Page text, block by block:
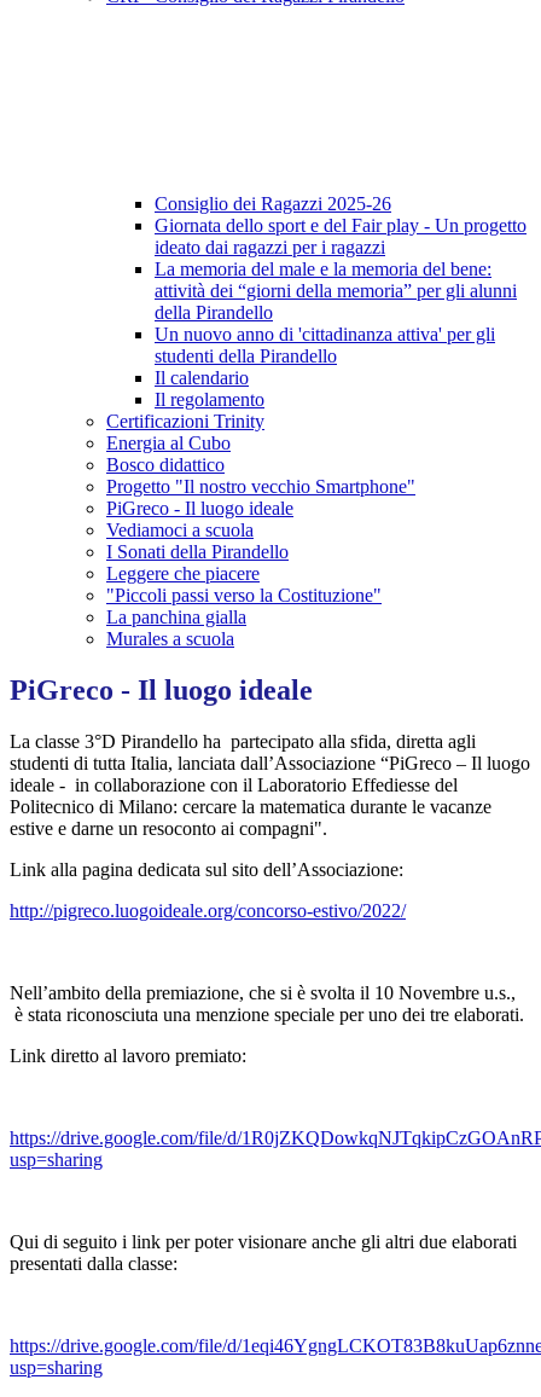
Consiglio dei Ragazzi 2025-26
Giornata dello sport e del Fair play - Un progetto
ideato dai ragazzi per i ragazzi
La memoria del male e la memoria del bene:
attività dei “giorni della memoria” per gli alunni
della Pirandello
Un nuovo anno di 'cittadinanza attiva' per gli
studenti della Pirandello
Il calendario
Il regolamento
Certificazioni Trinity
Energia al Cubo
Bosco didattico
Progetto "Il nostro vecchio Smartphone"
PiGreco - Il luogo ideale
Vediamoci a scuola
I Sonati della Pirandello
Leggere che piacere
"Piccoli passi verso la Costituzione"
La panchina gialla
Murales a scuola
PiGreco - Il luogo ideale
La classe 3°D Pirandello ha partecipato alla sfida, diretta agli
studenti di tutta Italia, lanciata dall’Associazione “PiGreco – Il luogo
ideale - in collaborazione con il Laboratorio Effediesse del
Politecnico di Milano: cercare la matematica durante le vacanze
estive e darne un resoconto ai compagni".
Link alla pagina dedicata sul sito dell’Associazione:
http://pigreco.luogoideale.org/concorso-estivo/2022/
Nell’ambito della premiazione, che si è svolta il 10 Novembre u.s.,
è stata riconosciuta una menzione speciale per uno dei tre elaborati.
Link diretto al lavoro premiato:
https://drive.google.com/file/d/
usp=sharing
Qui di seguito i link per poter visionare anche gli altri due elaborati
presentati dalla classe:
https://drive.google.com/file/d/
usp=sharing